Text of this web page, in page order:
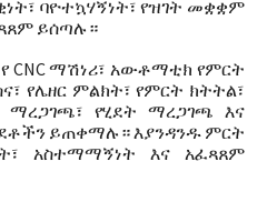
ባዮተኳሃኝነት፣ የዝገት መቋቋም
ይሰጣሉ።
ማሽነሪ፣ አውቶማቲክ የምርት
የሌዘር ምልክት፣ የምርት ክትትል፣
ማረጋገጫ፣ የሂደት ማረጋገጫ እና
ይጠቀማሉ። እያንዳንዱ ምርት
አስተማማኝነት እና አፈጻጸም